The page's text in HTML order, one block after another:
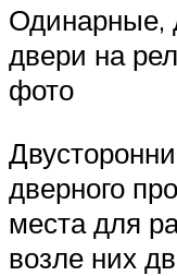
Одинарные,
двери на
фото
дверного
места для
возле них